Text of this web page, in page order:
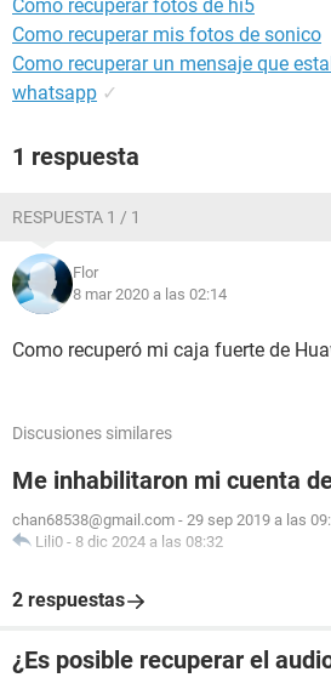
Como recuperar fotos de hi5
Como recuperar mis fotos de sonico
Como recuperar un mensaje que
whatsapp ✓
1 respuesta
RESPUESTA 1 / 1
Flor
8 mar 2020 a las 02:14
Como recuperó mi caja fuerte de
Discusiones similares
Me inhabilitaron mi cuenta
chan68538@gmail.com - 29 sep 2019 a las
Lili0 - 8 dic 2024 a las 08:32
2 respuestas
¿Es posible recuperar el